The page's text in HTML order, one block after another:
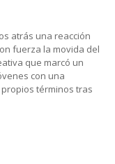
atrás una reacción
fuerza la movida del
que marcó un
con una
términos tras